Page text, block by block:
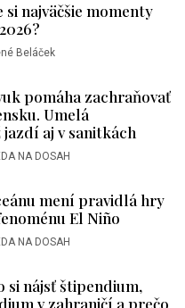
si najväčšie momenty
Beláček
pomáha zachraňovať
Umelá
aj v sanitkách
NA DOSAH
mení pravidlá hry
El Niño
NA DOSAH
si nájsť štipendium,
v zahraničí a prečo